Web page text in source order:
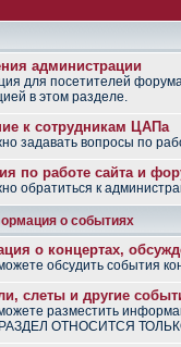
администрации
для посетителей
в этом разделе.
к сотрудникам ЦАПа
задавать вопросы по
по работе сайта и
обратиться к
о событиях
о концертах,
обсудить события
слеты и другие
разместить
РАЗДЕЛ ОТНОСИТСЯ